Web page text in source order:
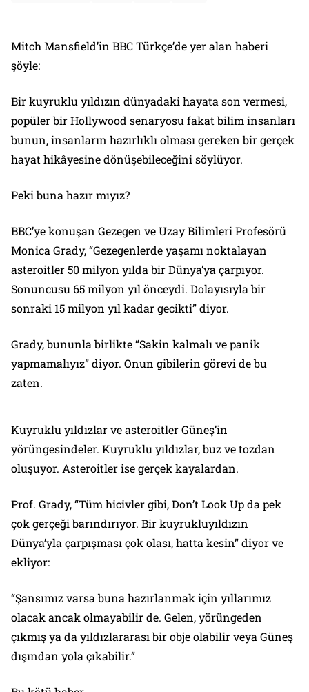
Mitch Mansfield’in BBC Türkçe’de yer alan haberi
şöyle:
Bir kuyruklu yıldızın dünyadaki hayata son vermesi,
popüler bir Hollywood senaryosu fakat bilim insanları
bunun, insanların hazırlıklı olması gereken bir gerçek
hayat hikâyesine dönüşebileceğini söylüyor.
Peki buna hazır mıyız?
BBC’ye konuşan Gezegen ve Uzay Bilimleri Profesörü
Monica Grady, “Gezegenlerde yaşamı noktalayan
asteroitler 50 milyon yılda bir Dünya’ya çarpıyor.
Sonuncusu 65 milyon yıl önceydi. Dolayısıyla bir
sonraki 15 milyon yıl kadar gecikti” diyor.
Grady, bununla birlikte “Sakin kalmalı ve panik
yapmamalıyız” diyor. Onun gibilerin görevi de bu
zaten.
Kuyruklu yıldızlar ve asteroitler Güneş’in
yörüngesindeler. Kuyruklu yıldızlar, buz ve tozdan
oluşuyor. Asteroitler ise gerçek kayalardan.
Prof. Grady, “Tüm hicivler gibi, Don’t Look Up da pek
çok gerçeği barındırıyor. Bir kuyrukluyıldızın
Dünya’yla çarpışması çok olası, hatta kesin” diyor ve
ekliyor:
“Şansımız varsa buna hazırlanmak için yıllarımız
olacak ancak olmayabilir de. Gelen, yörüngeden
çıkmış ya da yıldızlararası bir obje olabilir veya Güneş
dışından yola çıkabilir.”